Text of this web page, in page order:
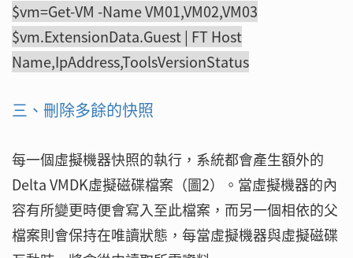
$vm=Get-VM -Name VM01,VM02,VM03
$vm.ExtensionData.Guest | FT Host
Name,IpAddress,ToolsVersionStatus
三、刪除多餘的快照
每一個虛擬機器快照的執行，系統都會產生額外的
Delta VMDK虛擬磁碟檔案（圖2）。當虛擬機器的內
容有所變更時便會寫入至此檔案，而另一個相依的父
檔案則會保持在唯讀狀態，每當虛擬機器與虛擬磁碟